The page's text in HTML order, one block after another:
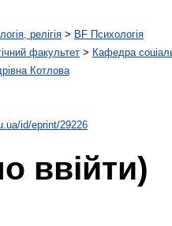
релігія > BF Психологія
факультет > Кафедра
Котлова
id/eprint/29226
ввійти)